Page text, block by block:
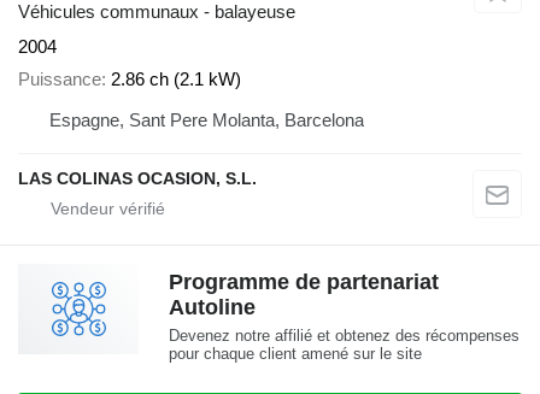
Véhicules communaux - balayeuse
2004
Puissance 2.86 ch (2.1 kW)
Espagne, Sant Pere Molanta, Barcelona
LAS COLINAS OCASION, S.L.
Programme de partenariat
Autoline
Devenez notre affilié et obtenez des récompenses
pour chaque client amené sur le site